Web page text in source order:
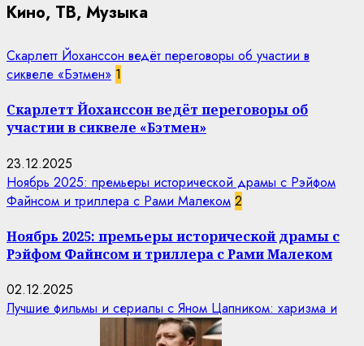
Кино, ТВ, Музыка
Скарлетт Йоханссон ведёт переговоры об участии в
сиквеле «Бэтмен» 1
Скарлетт Йоханссон ведёт переговоры об
участии в сиквеле «Бэтмен»
23.12.2025
Ноябрь 2025: премьеры исторической драмы с Рэйфом
Файнсом и триллера с Рами Малеком 2
Ноябрь 2025: премьеры исторической драмы с
Рэйфом Файнсом и триллера с Рами Малеком
02.12.2025
Лучшие фильмы и сериалы с Яном Цапником: харизма и